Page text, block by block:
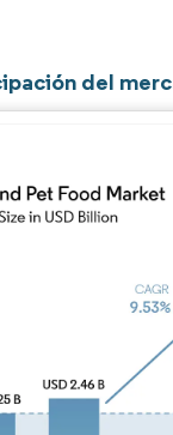
del
Imagen